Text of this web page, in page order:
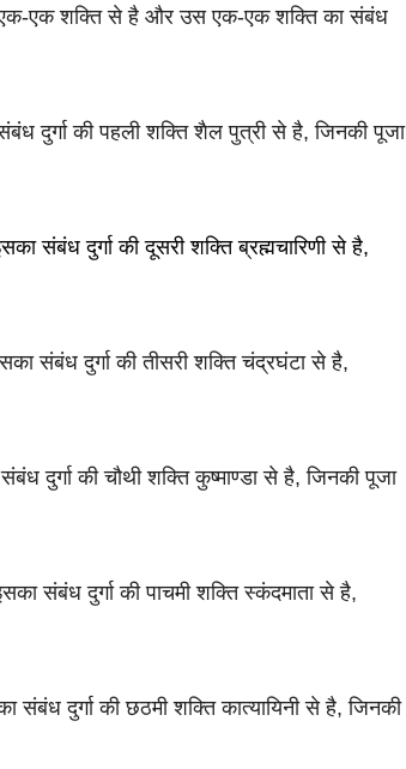
एक-एक शक्ति से है और उस एक-एक शक्ति का संबंध
दुर्गा की पहली शक्ति शैल पुत्री से है, जिनकी पूजा
संबंध दुर्गा की दूसरी शक्ति ब्रह्मचारिणी से है,
संबंध दुर्गा की तीसरी शक्ति चंद्रघंटा से है,
इसका संबंध दुर्गा की चौथी शक्ति कुष्माण्डा से है, जिनकी पूजा
संबंध दुर्गा की पाचमी शक्ति स्कंदमाता से है,
संबंध दुर्गा की छठमी शक्ति कात्यायिनी से है, जिनकी